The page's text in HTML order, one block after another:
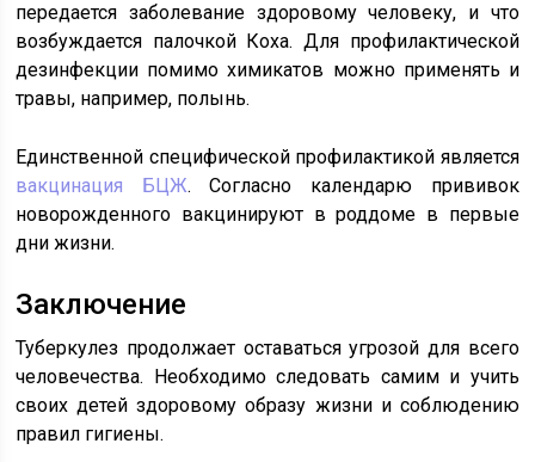
передается заболевание здоровому человеку, и что
возбуждается палочкой Коха. Для профилактической
дезинфекции помимо химикатов можно применять и
травы, например, полынь.
Единственной специфической профилактикой является
вакцинация БЦЖ. Согласно календарю прививок
новорожденного вакцинируют в роддоме в первые
дни жизни.
Заключение
Туберкулез продолжает оставаться угрозой для всего
человечества. Необходимо следовать самим и учить
своих детей здоровому образу жизни и соблюдению
правил гигиены.